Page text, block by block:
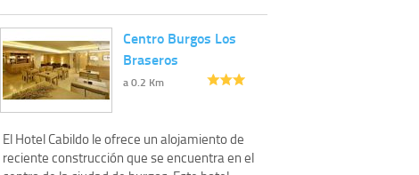
Centro Burgos Los
Braseros
a 0.2 Km
El Hotel Cabildo le ofrece un alojamiento de
reciente construcción que se encuentra en el